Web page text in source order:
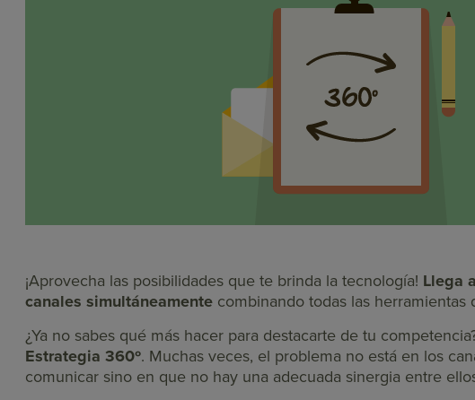
¡Aprovecha las posibilidades que te brinda la tecnología! Llega
canales simultáneamente combinando todas las herramientas
¿Ya no sabes qué más hacer para destacarte de tu
Estrategia 360º. Muchas veces, el problema no está en los
comunicar sino en que no hay una adecuada sinergia entre